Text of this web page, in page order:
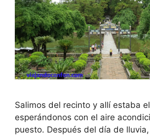
Salimos del recinto y allí estaba
esperándonos con el aire
puesto. Después del día de